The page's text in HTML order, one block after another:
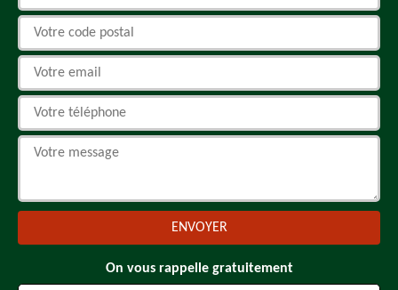
On vous rappelle gratuitement